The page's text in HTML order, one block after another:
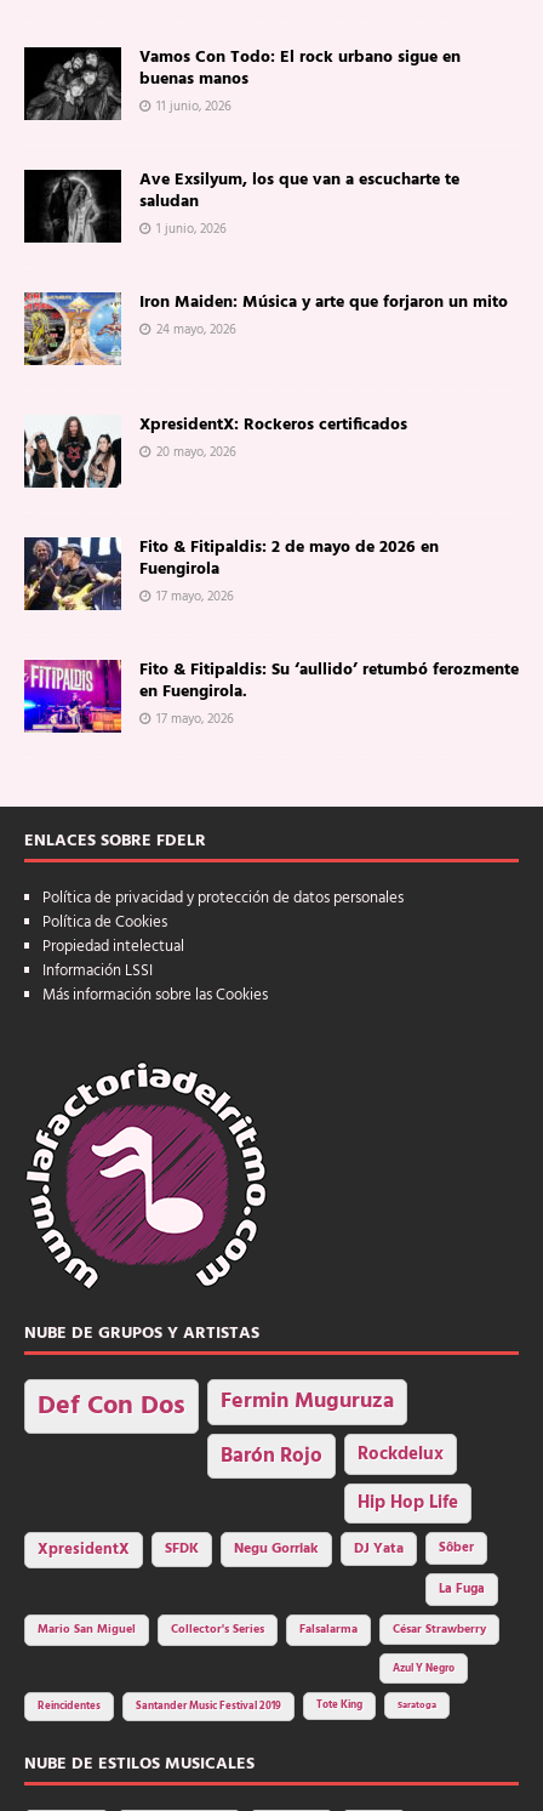
Vamos Con Todo: El rock urbano sigue en
buenas manos
11 junio, 2026
Ave Exsilyum, los que van a escucharte te
saludan
1 junio, 2026
Iron Maiden: Música y arte que forjaron un mito
24 mayo, 2026
XpresidentX: Rockeros certificados
20 mayo, 2026
Fito & Fitipaldis: 2 de mayo de 2026 en
Fuengirola
17 mayo, 2026
Fito & Fitipaldis: Su ‘aullido’ retumbó ferozmente
en Fuengirola.
17 mayo, 2026
ENLACES SOBRE FDELR
Política de privacidad y protección de datos personales
Política de Cookies
Propiedad intelectual
Información LSSI
Más información sobre las Cookies
NUBE DE GRUPOS Y ARTISTAS
Def Con Dos Fermin Muguruza
Barón Rojo Rockdelux
Hip Hop Life
XpresidentX SFDK Negu Gorriak DJ Yata
Sôber
La Fuga
Mario San Miguel
Collector's Series Falsalarma César Strawberry
Azul Y Negro
Reincidentes Santander Music Festival 2019 Tote King Saratoga
NUBE DE ESTILOS MUSICALES